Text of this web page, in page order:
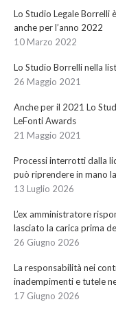
Lo Studio Legale Borrelli
anche per l’anno 2022
10 Marzo 2022
Lo Studio Borrelli nella
26 Maggio 2021
Anche per il 2021 Lo
LeFonti Awards
21 Maggio 2021
Processi interrotti dalla
può riprendere in mano
13 Luglio 2026
L’ex amministratore
lasciato la carica prima
26 Giugno 2026
La responsabilità nei
inadempimenti e tutele
17 Giugno 2026